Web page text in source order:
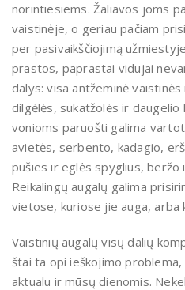
norintiesiems. Žaliavos joms
vaistinėje, o geriau pačiam
per pasivaikščiojimą
prastos, paprastai vidujai
dalys: visa antžeminė
dilgėlės, sukatžolės ir
vonioms paruošti galima
avietės, serbento, kadagio,
pušies ir eglės spyglius, beržo
Reikalingų augalų galima
vietose, kuriose jie auga, arba
Vaistinių augalų visų dalių
štai ta opi ieškojimo
aktualu ir mūsų dienomis.